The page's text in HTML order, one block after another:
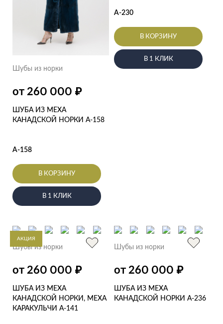
Шубы из норки
от 260 000 ₽
ШУБА ИЗ МЕХА
КАНАДСКОЙ НОРКИ А-158
А-158
В КОРЗИНУ
В 1 КЛИК
А-230
В КОРЗИНУ
В 1 КЛИК
АКЦИЯ
Шубы из норки
от 260 000 ₽
ШУБА ИЗ МЕХА
КАНАДСКОЙ НОРКИ, МЕХА
КАРАКУЛЬЧИ А-141
Шубы из норки
от 260 000 ₽
ШУБА ИЗ МЕХА
КАНАДСКОЙ НОРКИ А-236